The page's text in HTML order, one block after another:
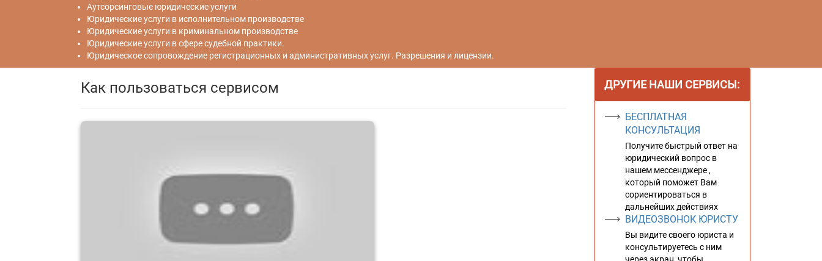
Аутсорсинговые юридические услуги
Юридические услуги в исполнительном производстве
Юридические услуги в криминальном производстве
Юридические услуги в сфере судебной практики.
Юридическое сопровождение регистрационных и административных услуг. Разрешения и лицензии.
Как пользоваться сервисом ДРУГИЕ НАШИ СЕРВИСЫ:
БЕСПЛАТНАЯ
КОНСУЛЬТАЦИЯ
Получите быстрый ответ на
юридический вопрос в
нашем мессенджере ,
который поможет Вам
сориентироваться в
дальнейших действиях
ВИДЕОЗВОНОК ЮРИСТУ
Вы видите своего юриста и
консультируетесь с ним